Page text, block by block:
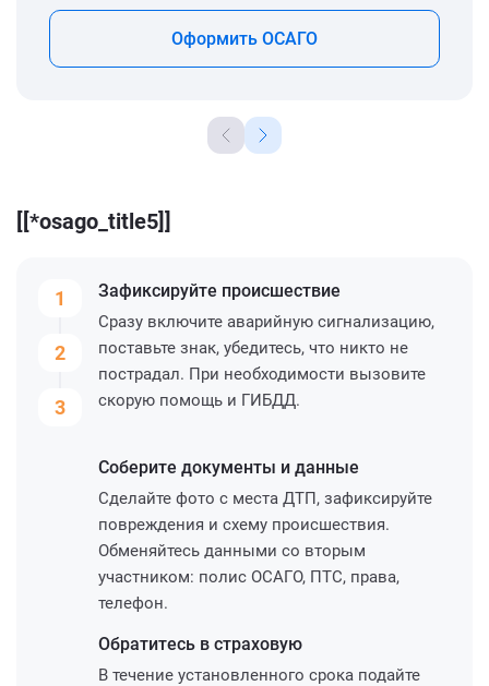
Оформить ОСАГО
[[*osago_title5]]
1
2
3
Зафиксируйте происшествие
Сразу включите аварийную сигнализацию,
поставьте знак, убедитесь, что никто не
пострадал. При необходимости вызовите
скорую помощь и ГИБДД.
Соберите документы и данные
Сделайте фото с места ДТП, зафиксируйте
повреждения и схему происшествия.
Обменяйтесь данными со вторым
участником: полис ОСАГО, ПТС, права,
телефон.
Обратитесь в страховую
В течение установленного срока подайте